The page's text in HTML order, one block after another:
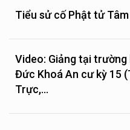
Tiểu sử cố Phật tử Tâm
Video: Giảng tại trường
Đức Khoá An cư kỳ 15
Trực,...